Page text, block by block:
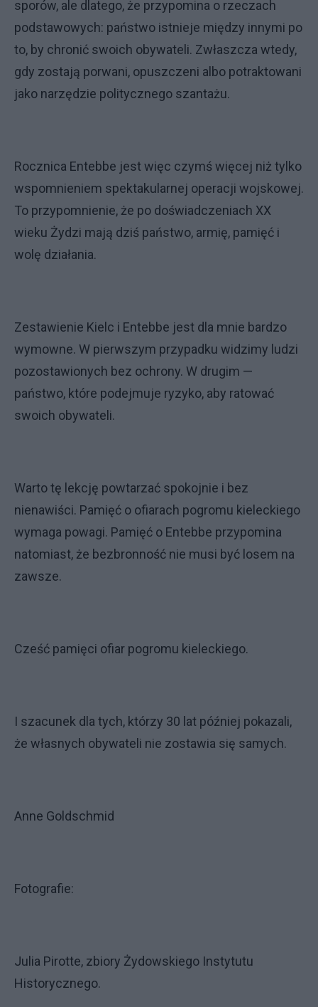
sporów, ale dlatego, że przypomina o rzeczach
podstawowych: państwo istnieje między innymi po
to, by chronić swoich obywateli. Zwłaszcza wtedy,
gdy zostają porwani, opuszczeni albo potraktowani
jako narzędzie politycznego szantażu.
Rocznica Entebbe jest więc czymś więcej niż tylko
wspomnieniem spektakularnej operacji wojskowej.
To przypomnienie, że po doświadczeniach XX
wieku Żydzi mają dziś państwo, armię, pamięć i
wolę działania.
Zestawienie Kielc i Entebbe jest dla mnie bardzo
wymowne. W pierwszym przypadku widzimy ludzi
pozostawionych bez ochrony. W drugim —
państwo, które podejmuje ryzyko, aby ratować
swoich obywateli.
Warto tę lekcję powtarzać spokojnie i bez
nienawiści. Pamięć o ofiarach pogromu kieleckiego
wymaga powagi. Pamięć o Entebbe przypomina
natomiast, że bezbronność nie musi być losem na
zawsze.
Cześć pamięci ofiar pogromu kieleckiego.
I szacunek dla tych, którzy 30 lat później pokazali,
że własnych obywateli nie zostawia się samych.
Anne Goldschmid
Fotografie:
Julia Pirotte, zbiory Żydowskiego Instytutu
Historycznego.